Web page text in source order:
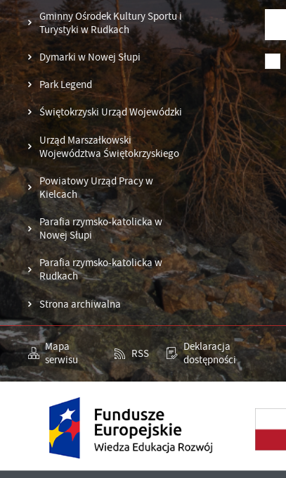
Gminny Ośrodek Kultury Sportu i
Turystyki w Rudkach
Dymarki w Nowej Słupi
Park Legend
Świętokrzyski Urząd Wojewódzki
Urząd Marszałkowski
Województwa Świętokrzyskiego
Powiatowy Urząd Pracy w
Kielcach
Parafia rzymsko-katolicka w
Nowej Słupi
Parafia rzymsko-katolicka w
Rudkach
Strona archiwalna
Mapa
serwisu
RSS
Deklaracja
dostępności